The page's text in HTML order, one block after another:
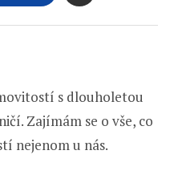
s dlouholetou
Zajímám se o vše, co
nejenom u nás.